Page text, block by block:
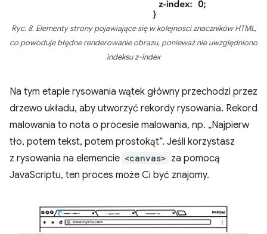
Ryc. 8. Elementy strony pojawiające się w kolejności znaczników HTML,
co powoduje błędne renderowanie obrazu, ponieważ nie uwzględniono
indeksu z-index
Na tym etapie rysowania wątek główny przechodzi przez
drzewo układu, aby utworzyć rekordy rysowania. Rekord
malowania to nota o procesie malowania, np. „Najpierw
tło, potem tekst, potem prostokąt”. Jeśli korzystasz
z rysowania na elemencie <canvas> za pomocą
JavaScriptu, ten proces może Ci być znajomy.